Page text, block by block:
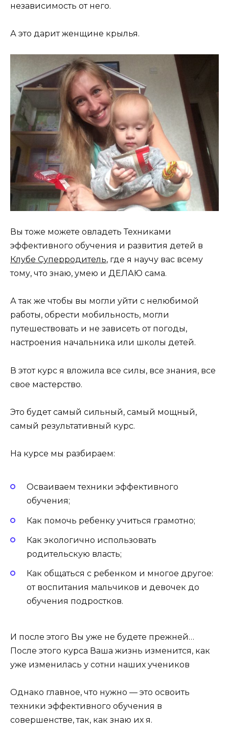
независимость от него.
А это дарит женщине крылья.
Вы тоже можете овладеть Техниками
эффективного обучения и развития детей в
Клубе Суперродитель, где я научу вас всему
тому, что знаю, умею и ДЕЛАЮ сама.
А так же чтобы вы могли уйти с нелюбимой
работы, обрести мобильность, могли
путешествовать и не зависеть от погоды,
настроения начальника или школы детей.
В этот курс я вложила все силы, все знания, все
свое мастерство.
Это будет самый сильный, самый мощный,
самый результативный курс.
На курсе мы разбираем:
Осваиваем техники эффективного
обучения;
Как помочь ребенку учиться грамотно;
Как экологично использовать
родительскую власть;
Как общаться с ребенком и многое другое:
от воспитания мальчиков и девочек до
обучения подростков.
И после этого Вы уже не будете прежней…
После этого курса Ваша жизнь изменится, как
уже изменилась у сотни наших учеников
Однако главное, что нужно — это освоить
техники эффективного обучения в
совершенстве, так, как знаю их я.